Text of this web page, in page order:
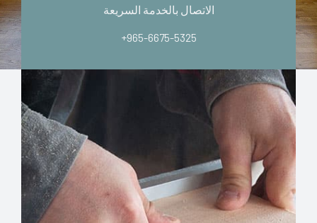
الاتصال بالخدمة السريعة
+965-6675-5325